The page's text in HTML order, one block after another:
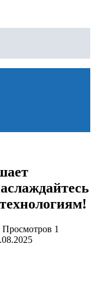
Просмотров 1